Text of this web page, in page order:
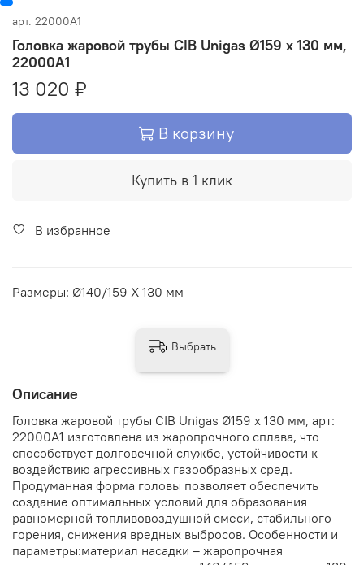
арт. 22000A1
Головка жаровой трубы CIB Unigas Ø159 x 130 мм,
22000A1
13 020 ₽
В корзину
Купить в 1 клик
В избранное
Размеры: Ø140/159 X 130 мм
Описание
Головка жаровой трубы CIB Unigas Ø159 x 130 мм, арт:
22000A1 изготовлена из жаропрочного сплава, что
способствует долговечной службе, устойчивости к
воздействию агрессивных газообразных сред.
Продуманная форма головы позволяет обеспечить
создание оптимальных условий для образования
равномерной топливовоздушной смеси, стабильного
горения, снижения вредных выбросов. Особенности и
параметры:материал насадки – жаропрочная
Выбрать